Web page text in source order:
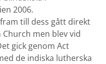
2006.
till dess gått direkt
men blev vid
gick genom Act
de indiska lutherska